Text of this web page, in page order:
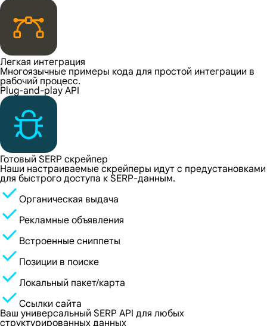
Легкая интеграция
Многоязычные примеры кода для простой интеграции в
рабочий процесс.
Plug-and-play API
Готовый SERP скрейпер
Наши настраиваемые скрейперы идут с предустановками
для быстрого доступа к SERP-данным.
Органическая выдача
Рекламные объявления
Встроенные сниппеты
Позиции в поиске
Локальный пакет/карта
Ссылки сайта
Ваш универсальный SERP API для любых
структурированных данных